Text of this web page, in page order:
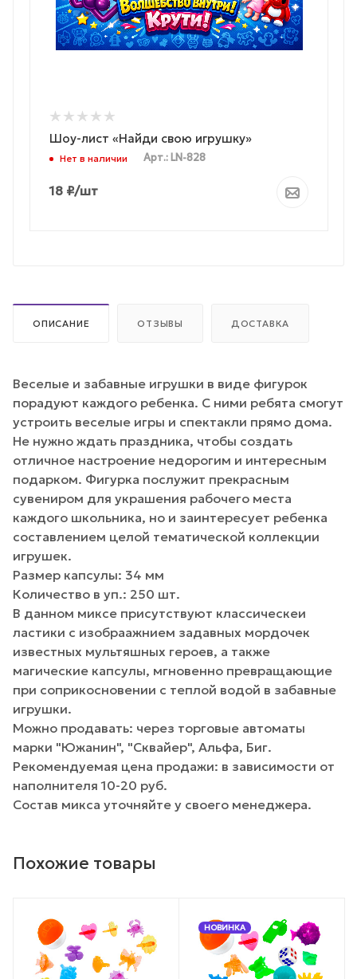
Шоу-лист «Найди свою игрушку»
Нет в наличии Арт.: LN-828
18 ₽/шт
ОПИСАНИЕ ОТЗЫВЫ ДОСТАВКА
Веселые и забавные игрушки в виде фигурок
порадуют каждого ребенка. С ними ребята смогут
устроить веселые игры и спектакли прямо дома.
Не нужно ждать праздника, чтобы создать
отличное настроение недорогим и интересным
подарком. Фигурка послужит прекрасным
сувениром для украшения рабочего места
каждого школьника, но и заинтересует ребенка
составлением целой тематической коллекции
игрушек.
Размер капсулы: 34 мм
Количество в уп.: 250 шт.
В данном миксе присутствуют классическеи
ластики с изобраажнием задавных мордочек
известных мультяшных героев, а также
магические капсулы, мгновенно превращающие
при соприкосновении с теплой водой в забавные
игрушки.
Можно продавать: через торговые автоматы
марки "Южанин", "Сквайер", Альфа, Биг.
Рекомендуемая цена продажи: в зависимости от
наполнителя 10-20 руб.
Состав микса уточняйте у своего менеджера.
Похожие товары
НОВИНКА